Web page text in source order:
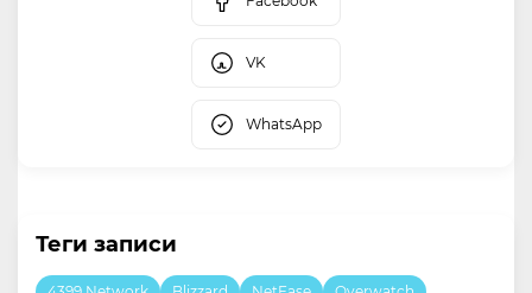
VK
WhatsApp
Теги записи